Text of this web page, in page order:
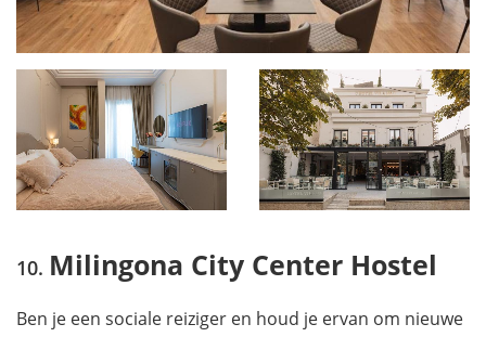
Milingona City Center Hostel
Ben je een sociale reiziger en houd je ervan om nieuwe